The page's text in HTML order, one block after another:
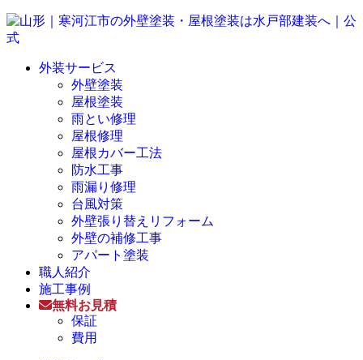
外装サービス
外壁塗装
屋根塗装
雨とい修理
屋根修理
屋根カバー工法
防水工事
雨漏り修理
台風対策
外壁張り替えリフォーム
外壁の補修工事
アパート塗装
職人紹介
施工事例
無料お見積
保証
費用